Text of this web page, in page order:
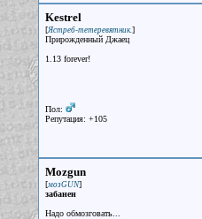
Kestrel
[Ястреб-тетеревятник.]
Прирожденный Джаец
1.13 forever!
Пол:
Репутация: +105
Mozgun
[мозGUN]
забанен
Надо обмозговать...